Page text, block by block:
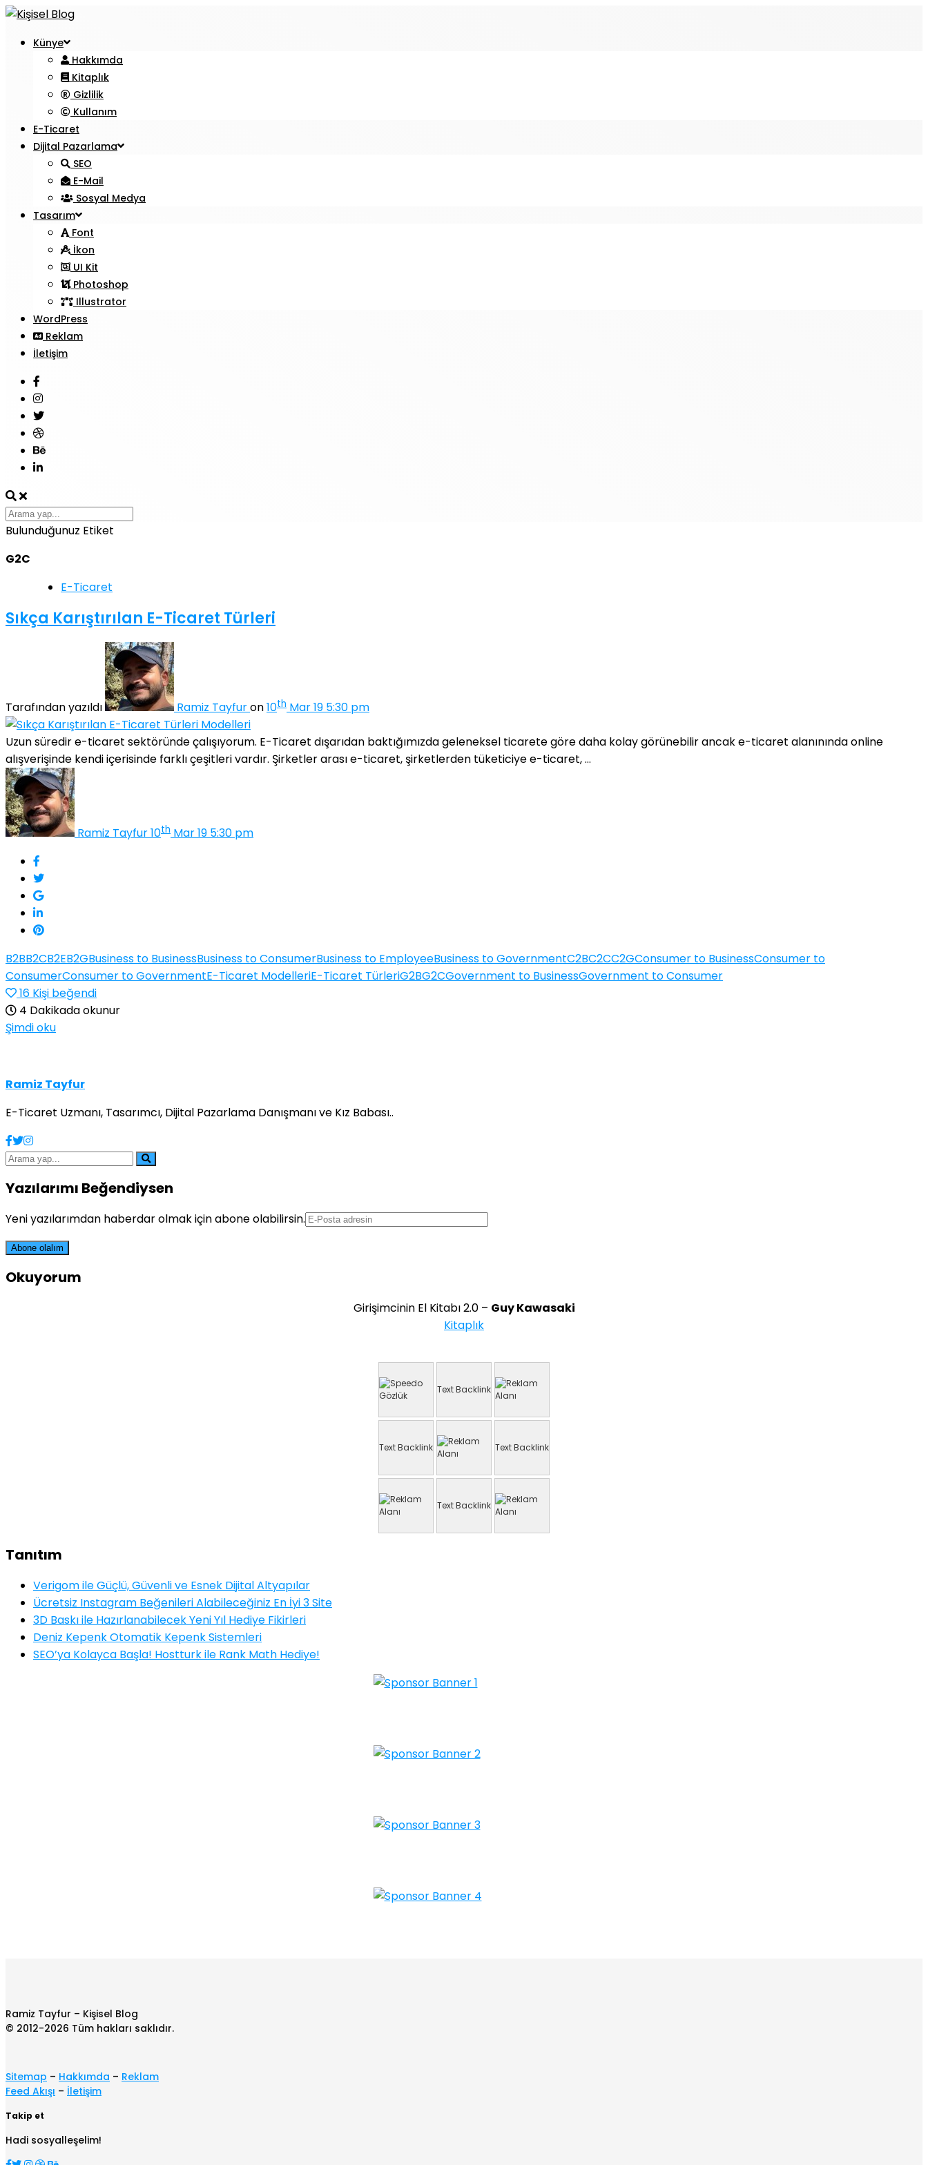
Künye
Hakkımda
Kitaplık
Gizlilik
Kullanım
E-Ticaret
Dijital Pazarlama
SEO
E-Mail
Sosyal Medya
Tasarım
Font
İkon
UI Kit
Photoshop
Illustrator
WordPress
Reklam
İletişim
Bulunduğunuz Etiket
G2C
E-Ticaret
Sıkça Karıştırılan E-Ticaret Türleri
Tarafından yazıldı Ramiz Tayfuron10th Mar 19 5:30 pm
Uzun süredir e-ticaret sektöründe çalışıyorum. E-Ticaret dışarıdan baktığımızda geleneksel ticarete göre daha kolay görünebilir ancak e-ticaret alanınında online
alışverişinde kendi içerisinde farklı çeşitleri vardır. Şirketler arası e-ticaret, şirketlerden tüketiciye e-ticaret, ...
Ramiz Tayfur10th Mar 19 5:30 pm
B2BB2CB2EB2GBusiness to BusinessBusiness to ConsumerBusiness to EmployeeBusiness to GovernmentC2BC2CC2GConsumer to BusinessConsumer to
ConsumerConsumer to GovernmentE-Ticaret ModelleriE-Ticaret TürleriG2BG2CGovernment to BusinessGovernment to Consumer
16 Kişi beğendi
4 Dakikada okunur
Şimdi oku
Ramiz Tayfur
E-Ticaret Uzmanı, Tasarımcı, Dijital Pazarlama Danışmanı ve Kız Babası..
Yazılarımı Beğendiysen
Yeni yazılarımdan haberdar olmak için abone olabilirsin.
Okuyorum
Girişimcinin El Kitabı 2.0 – Guy Kawasaki
Kitaplık
Text Backlink
Text Backlink Text Backlink
Text Backlink
Tanıtım
Verigom ile Güçlü, Güvenli ve Esnek Dijital Altyapılar
Ücretsiz Instagram Beğenileri Alabileceğiniz En İyi 3 Site
3D Baskı ile Hazırlanabilecek Yeni Yıl Hediye Fikirleri
Deniz Kepenk Otomatik Kepenk Sistemleri
SEO’ya Kolayca Başla! Hostturk ile Rank Math Hediye!
Ramiz Tayfur – Kişisel Blog
© 2012-2026 Tüm hakları saklıdır.
Sitemap – Hakkımda – Reklam
Feed Akışı – İletişim
Takip et
Hadi sosyalleşelim!